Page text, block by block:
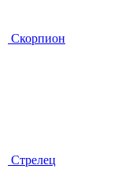
Скорпион
Стрелец